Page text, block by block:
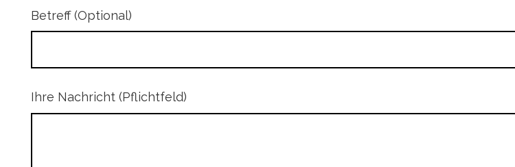
Betreff (Optional)
Ihre Nachricht (Pflichtfeld)